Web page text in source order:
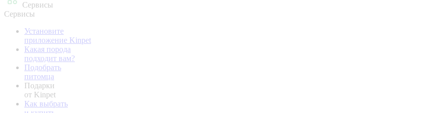
Сервисы
Сервисы
Установите
приложение Kinpet
Какая порода
подходит вам?
Подобрать
питомца
Подарки
от Kinpet
Как выбрать